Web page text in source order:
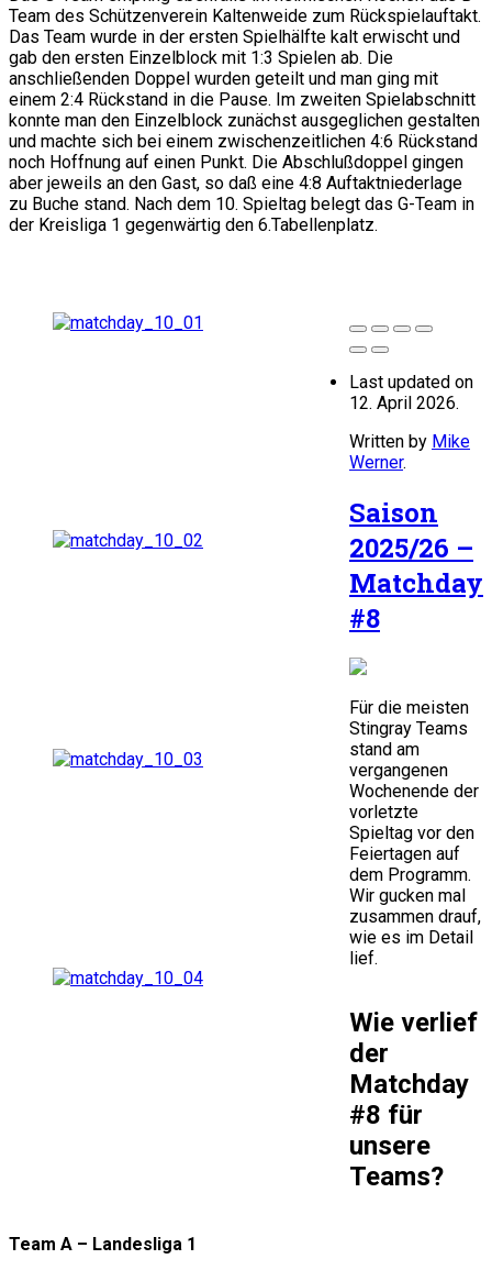
Team des Schützenverein Kaltenweide zum Rückspielauftakt.
Das Team wurde in der ersten Spielhälfte kalt erwischt und
gab den ersten Einzelblock mit 1:3 Spielen ab. Die
anschließenden Doppel wurden geteilt und man ging mit
einem 2:4 Rückstand in die Pause. Im zweiten Spielabschnitt
konnte man den Einzelblock zunächst ausgeglichen gestalten
und machte sich bei einem zwischenzeitlichen 4:6 Rückstand
noch Hoffnung auf einen Punkt. Die Abschlußdoppel gingen
aber jeweils an den Gast, so daß eine 4:8 Auftaktniederlage
zu Buche stand. Nach dem 10. Spieltag belegt das G-Team in
der Kreisliga 1 gegenwärtig den 6.Tabellenplatz.
Last updated on
12. April 2026.
Written by Mike
Werner.
Saison
2025/26 –
Matchday
#8
Für die meisten
Stingray Teams
stand am
vergangenen
Wochenende der
vorletzte
Spieltag vor den
Feiertagen auf
dem Programm.
Wir gucken mal
zusammen drauf,
wie es im Detail
lief.
Wie verlief
der
Matchday
#8 für
unsere
Teams?
Team A – Landesliga 1